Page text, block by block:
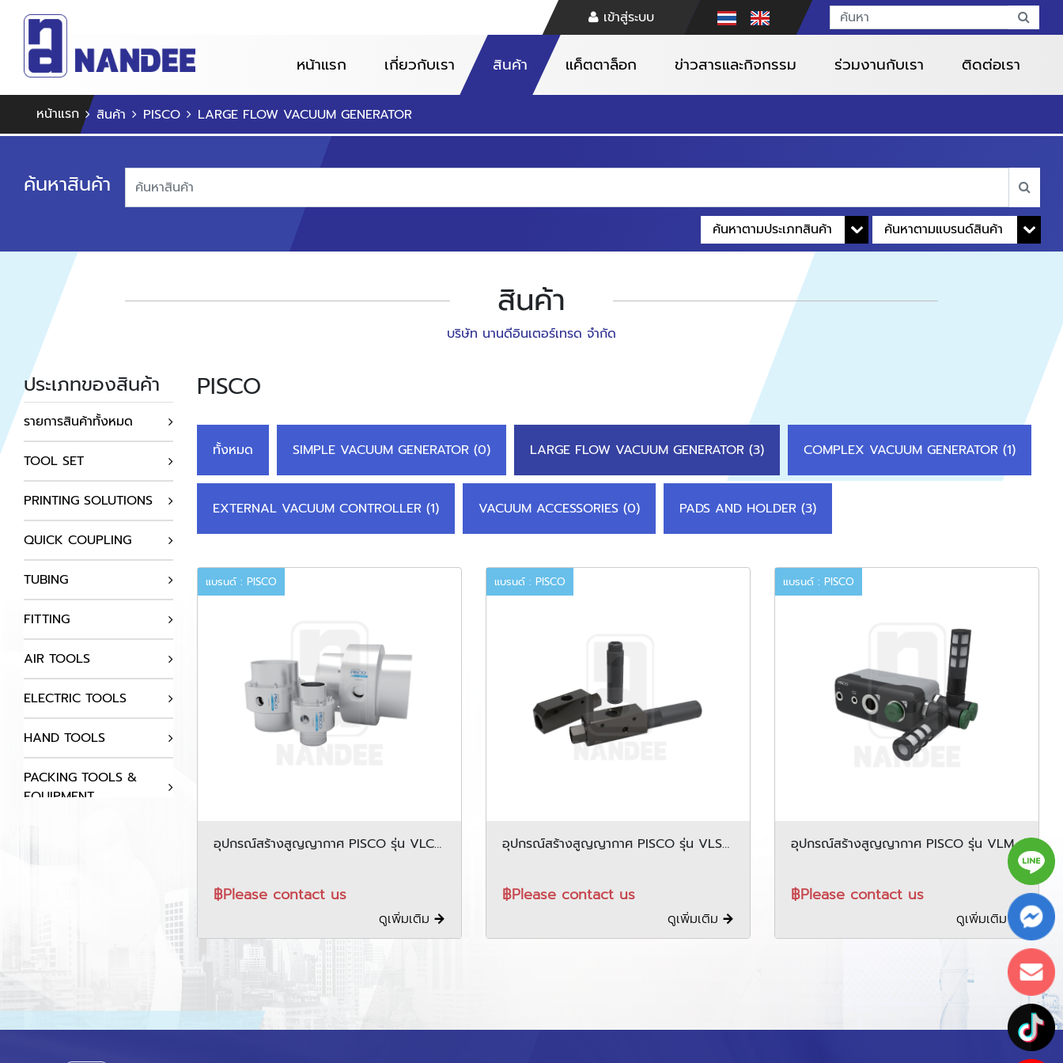
เข้าสู่ระบบ
หน้าแรก เกี่ยวกับเรา สินค้า แค็ตตาล็อก ข่าวสารและกิจกรรม ร่วมงานกับเรา ติดต่อเรา
หน้าแรก สินค้า PISCO LARGE FLOW VACUUM GENERATOR
ค้นหาสินค้า
สินค้า
บริษัท นานดีอินเตอร์เทรด จำกัด
ประเภทของสินค้า
รายการสินค้าทั้งหมด
TOOL SET
PRINTING SOLUTIONS
QUICK COUPLING
TUBING
FITTING
AIR TOOLS
ELECTRIC TOOLS
HAND TOOLS
PACKING TOOLS &
EQUIPMENT
SUPPLIES
PISCO
ทั้งหมด SIMPLE VACUUM GENERATOR (0) LARGE FLOW VACUUM GENERATOR (3) COMPLEX VACUUM GENERATOR (1)
EXTERNAL VACUUM CONTROLLER (1) VACUUM ACCESSORIES (0) PADS AND HOLDER (3)
แบรนด์ : PISCO
อุปกรณ์สร้างสูญญากาศ PISCO รุ่น VLCP
฿Please contact us
ดูเพิ่มเติม
แบรนด์ : PISCO
อุปกรณ์สร้างสูญญากาศ PISCO รุ่น VLS
฿Please contact us
ดูเพิ่มเติม
แบรนด์ : PISCO
อุปกรณ์สร้างสูญญากาศ PISCO รุ่น VLM
฿Please contact us
ดูเพิ่มเติม